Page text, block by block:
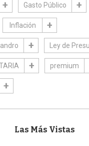
Gasto Público
Inflación
Ley de
premium
Las Más Vistas